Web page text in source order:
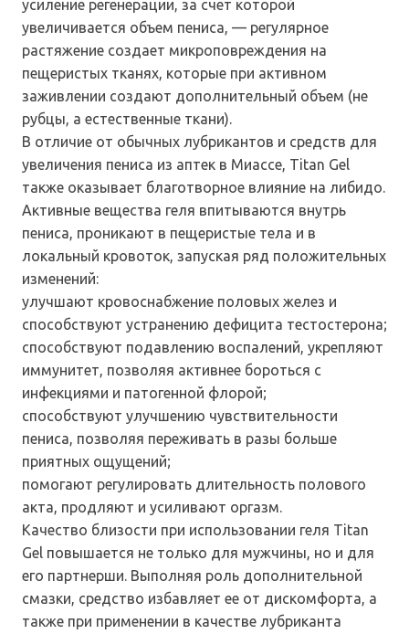
усиление регенерации, за счет которой
увеличивается объем пениса, — регулярное
растяжение создает микроповреждения на
пещеристых тканях, которые при активном
заживлении создают дополнительный объем (не
рубцы, а естественные ткани).
В отличие от обычных лубрикантов и средств для
увеличения пениса из аптек в Миассе, Titan Gel
также оказывает благотворное влияние на либидо.
Активные вещества геля впитываются внутрь
пениса, проникают в пещеристые тела и в
локальный кровоток, запуская ряд положительных
изменений:
улучшают кровоснабжение половых желез и
способствуют устранению дефицита тестостерона;
способствуют подавлению воспалений, укрепляют
иммунитет, позволяя активнее бороться с
инфекциями и патогенной флорой;
способствуют улучшению чувствительности
пениса, позволяя переживать в разы больше
приятных ощущений;
помогают регулировать длительность полового
акта, продляют и усиливают оргазм.
Качество близости при использовании геля Titan
Gel повышается не только для мужчины, но и для
его партнерши. Выполняя роль дополнительной
смазки, средство избавляет ее от дискомфорта, а
также при применении в качестве лубриканта